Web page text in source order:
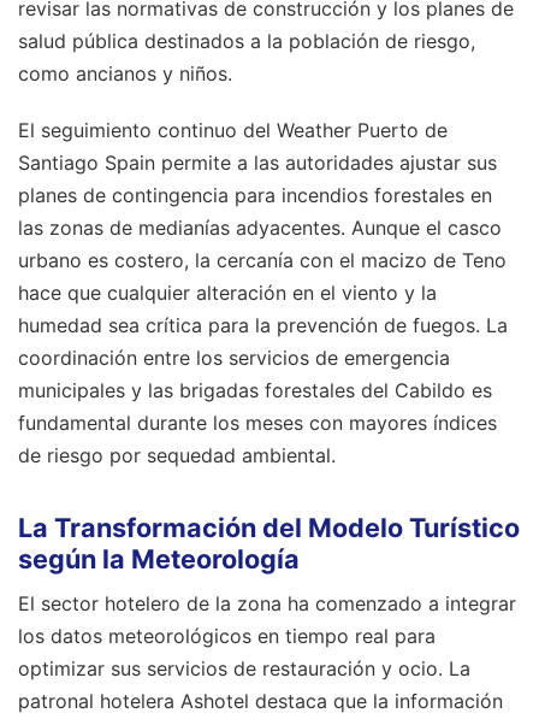
revisar las normativas de construcción y los planes de
salud pública destinados a la población de riesgo,
como ancianos y niños.
El seguimiento continuo del Weather Puerto de
Santiago Spain permite a las autoridades ajustar sus
planes de contingencia para incendios forestales en
las zonas de medianías adyacentes. Aunque el casco
urbano es costero, la cercanía con el macizo de Teno
hace que cualquier alteración en el viento y la
humedad sea crítica para la prevención de fuegos. La
coordinación entre los servicios de emergencia
municipales y las brigadas forestales del Cabildo es
fundamental durante los meses con mayores índices
de riesgo por sequedad ambiental.
La Transformación del Modelo Turístico
según la Meteorología
El sector hotelero de la zona ha comenzado a integrar
los datos meteorológicos en tiempo real para
optimizar sus servicios de restauración y ocio. La
patronal hotelera Ashotel destaca que la información